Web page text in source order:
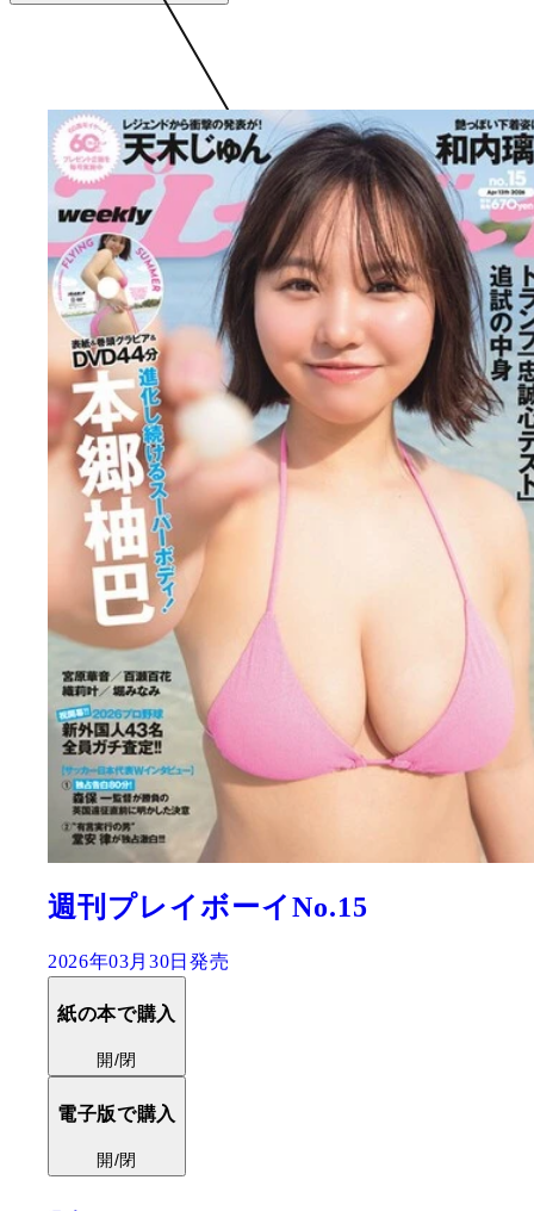
週刊プレイボーイNo.15
2026年03月30日発売
紙の本で購入
開/閉
電子版で購入
開/閉